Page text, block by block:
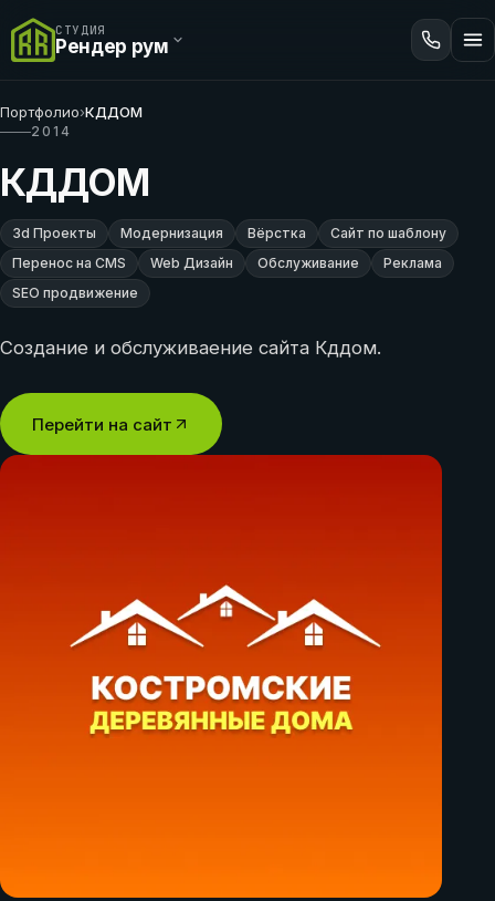
СТУДИЯ
Рендер рум
Портфолио›КДДОМ
2014
КДДОМ
3d Проекты Модернизация Вёрстка
Сайт по шаблону
Перенос на CMS
Web Дизайн Обслуживание
Реклама
SEO продвижение
Создание и обслуживаение сайта Кддом.
Перейти на сайт